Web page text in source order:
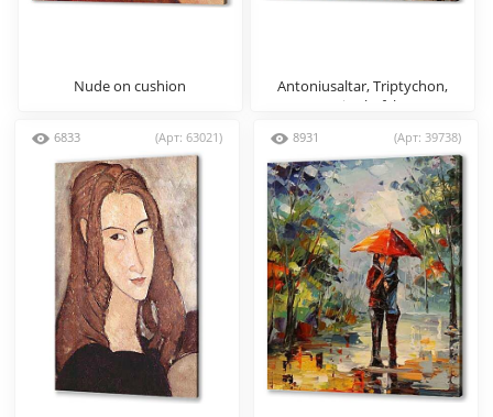
Nude on cushion
Antoniusaltar, Triptychon,
Mitteltafel
6833 (Арт: 63021) 8931 (Арт: 39738)